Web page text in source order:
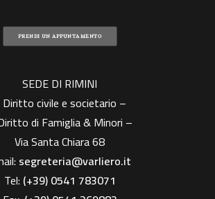
PRENDI UN APPUNTAMENTO
SEDE DI RIMINI
civile e societario –
di Famiglia & Minori –
Via Santa Chiara 68
segreteria@varliero.it
Tel: (+39) 0541 783071